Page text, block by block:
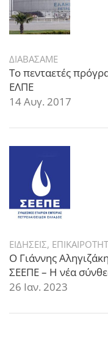
ΔΙΑΒΑΣΑΜΕ
Το πενταετές
ΕΛΠΕ
14 Αυγ. 2017
ΕΙΔΗΣΕΙΣ,
Ο Γιάννης
ΣΕΕΠΕ – Η νέα
26 Ιαν. 2023